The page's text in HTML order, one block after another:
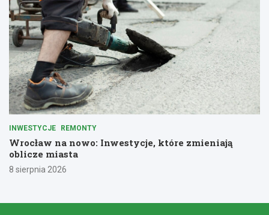
INWESTYCJE REMONTY
Wrocław na nowo: Inwestycje, które zmieniają
oblicze miasta
8 sierpnia 2026